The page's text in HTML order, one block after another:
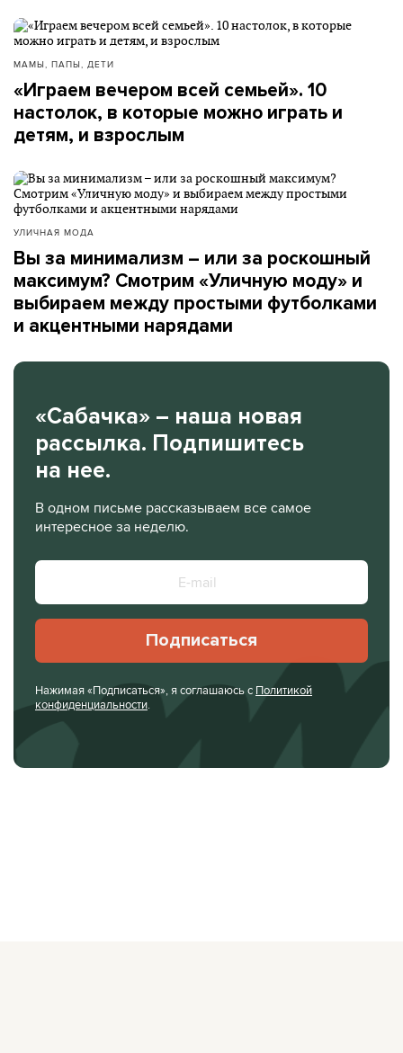
МАМЫ, ПАПЫ, ДЕТИ
«Играем вечером всей семьей». 10
настолок, в которые можно играть и
детям, и взрослым
УЛИЧНАЯ МОДА
Вы за минимализм – или за роскошный
максимум? Смотрим «Уличную моду» и
выбираем между простыми футболками
и акцентными нарядами
«Сабачка» – наша новая
рассылка. Подпишитесь
на нее.
В одном письме рассказываем все самое
интересное за неделю.
Подписаться
Нажимая «Подписаться», я соглашаюсь с Политикой
конфиденциальности.